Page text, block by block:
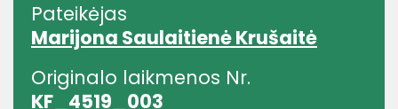
Pateikėjas
Marijona Saulaitienė Krušaitė
Originalo laikmenos Nr.
KF_4519_003